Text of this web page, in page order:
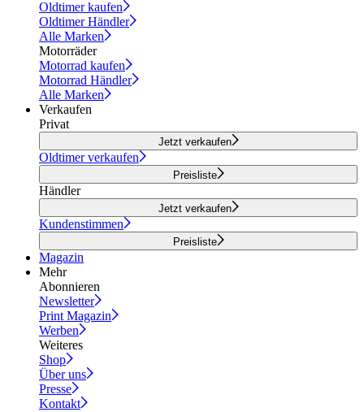
Oldtimer kaufen
Oldtimer Händler
Alle Marken
Motorräder
Motorrad kaufen
Motorrad Händler
Alle Marken
Verkaufen
Privat
Jetzt verkaufen
Oldtimer verkaufen
Preisliste
Händler
Jetzt verkaufen
Kundenstimmen
Preisliste
Magazin
Mehr
Abonnieren
Newsletter
Print Magazin
Werben
Weiteres
Shop
Über uns
Presse
Kontakt